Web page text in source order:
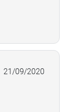
21/09/2020